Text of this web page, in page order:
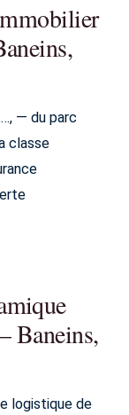
— du parc
classe
Baneins,
logistique de